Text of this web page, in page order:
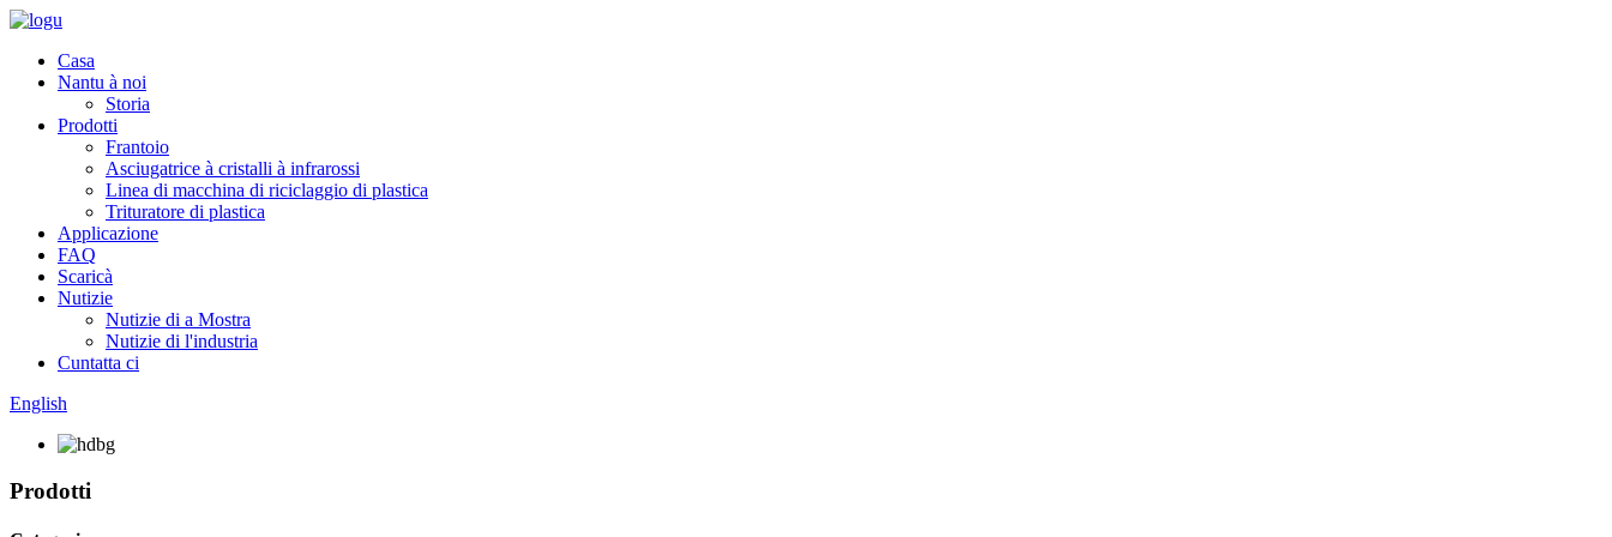
Casa
Nantu à noi
Storia
Prodotti
Frantoio
Asciugatrice à cristalli à infrarossi
Linea di macchina di riciclaggio di plastica
Trituratore di plastica
Applicazione
FAQ
Scaricà
Nutizie
Nutizie di a Mostra
Nutizie di l'industria
Cuntatta ci
English
Prodotti